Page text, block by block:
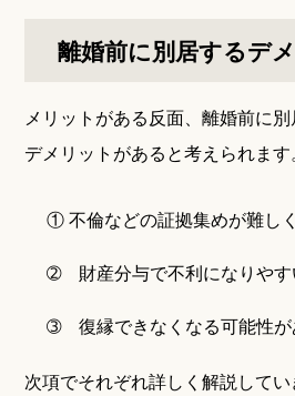
離婚前に別居するデ
メリットがある反面、離婚前に
デメリットがあると考えられます。
① 不倫などの証拠集めが難し
➁ 財産分与で不利になりやす
➂ 復縁できなくなる可能性が
次項でそれぞれ詳しく解説してい